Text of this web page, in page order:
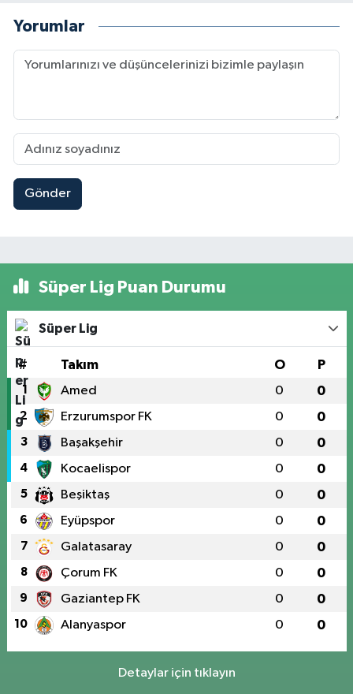
Yorumlar
Gönder
Süper Lig Puan Durumu
Süper Lig
# Takım O P
1 Amed 0 0
2 Erzurumspor FK 0 0
3 Başakşehir 0 0
4 Kocaelispor 0 0
5 Beşiktaş 0 0
6 Eyüpspor 0 0
7 Galatasaray 0 0
8 Çorum FK 0 0
9 Gaziantep FK 0 0
10 Alanyaspor 0 0
Detaylar için tıklayın